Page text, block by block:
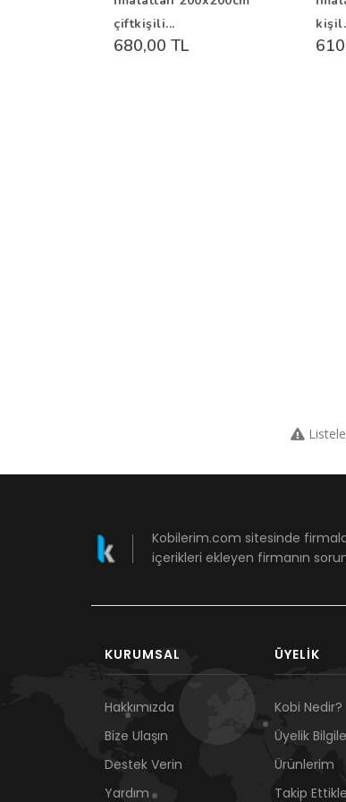
çiftkişili...
680,00 TL
Kobilerim.com sitesinde
içerikleri ekleyen firmanın
KURUMSAL
Hakkımızda
Bize Ulaşın
Destek Verin
Yardım
ÜYELIK
Kobi Nedir?
Üyelik
Ürünlerim
Takip